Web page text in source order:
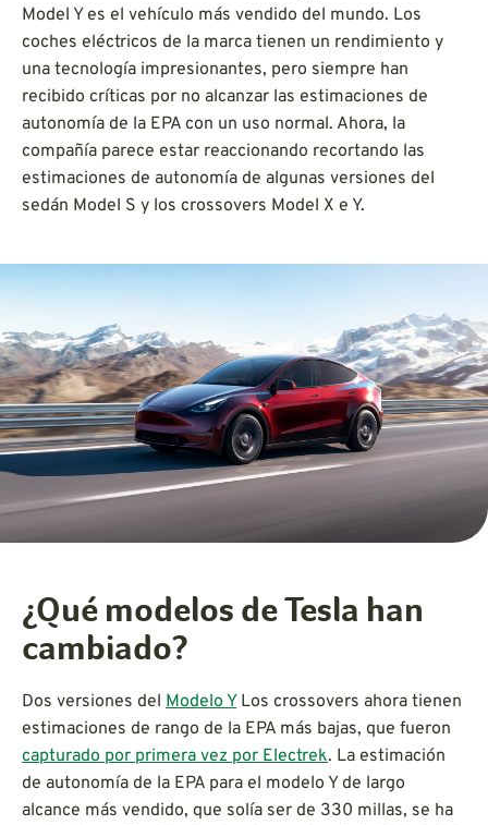
Model Y es el vehículo más vendido del mundo. Los
coches eléctricos de la marca tienen un rendimiento y
una tecnología impresionantes, pero siempre han
recibido críticas por no alcanzar las estimaciones de
autonomía de la EPA con un uso normal. Ahora, la
compañía parece estar reaccionando recortando las
estimaciones de autonomía de algunas versiones del
sedán Model S y los crossovers Model X e Y.
¿Qué modelos de Tesla han
cambiado?
Dos versiones del Modelo YLos crossovers ahora tienen
estimaciones de rango de la EPA más bajas, que fueron
capturado por primera vez por Electrek. La estimación
de autonomía de la EPA para el modelo Y de largo
alcance más vendido, que solía ser de 330 millas, se ha